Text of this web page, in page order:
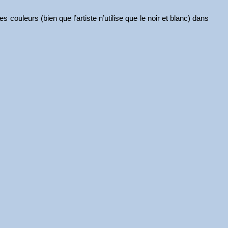
(bien que l’artiste n’utilise que le noir et blanc) dans